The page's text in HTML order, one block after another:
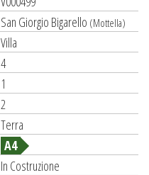
San Giorgio Bigarello (Mottella)
Villa
4
1
2
Terra
A4
In Costruzione